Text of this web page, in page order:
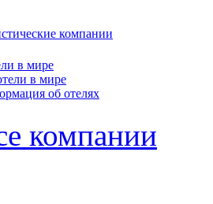
компании
в мире
об отелях
компании